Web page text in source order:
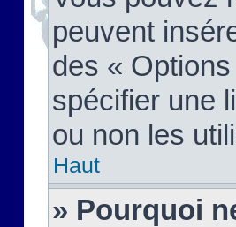
peuvent
des «
spécifier une
ou non les
Haut
» Pourquoi